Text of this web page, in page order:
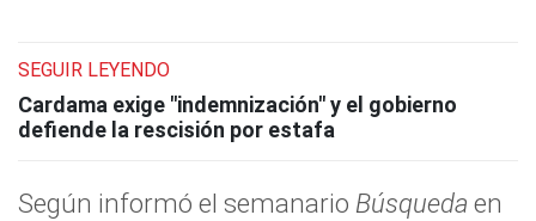
SEGUIR LEYENDO
Cardama exige "indemnización" y el gobierno
defiende la rescisión por estafa
Según informó el semanario Búsqueda en